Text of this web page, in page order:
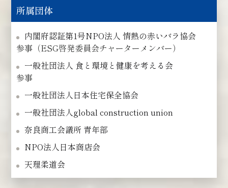
所属団体
内閣府認証第1号NPO法人 情熱の赤いバラ協会
参事（ESG啓発委員会チャーターメンバー）
一般社団法人 食と環境と健康を考える会
参事
一般社団法人日本住宅保全協会
一般社団法人global construction union
奈良商工会議所 青年部
NPO法人日本商店会
天理柔道会